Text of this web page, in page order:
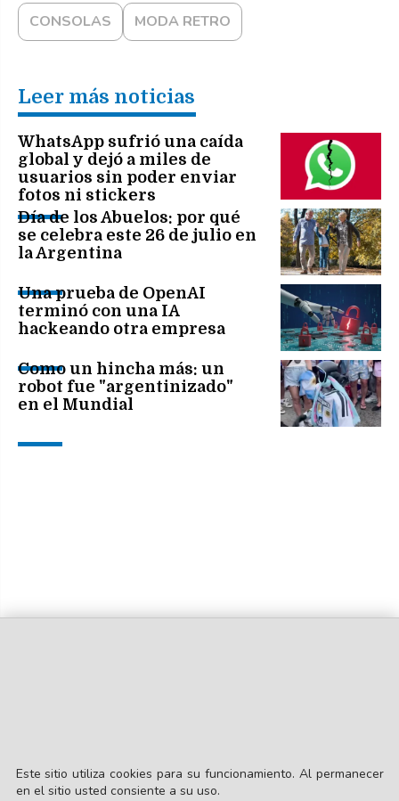
CONSOLAS MODA RETRO
Leer más noticias
WhatsApp sufrió una caída
global y dejó a miles de
usuarios sin poder enviar
fotos ni stickers
Día de los Abuelos: por qué
se celebra este 26 de julio en
la Argentina
Una prueba de OpenAI
terminó con una IA
hackeando otra empresa
Como un hincha más: un
robot fue "argentinizado"
en el Mundial
Este sitio utiliza cookies para su funcionamiento. Al permanecer
en el sitio usted consiente a su uso.